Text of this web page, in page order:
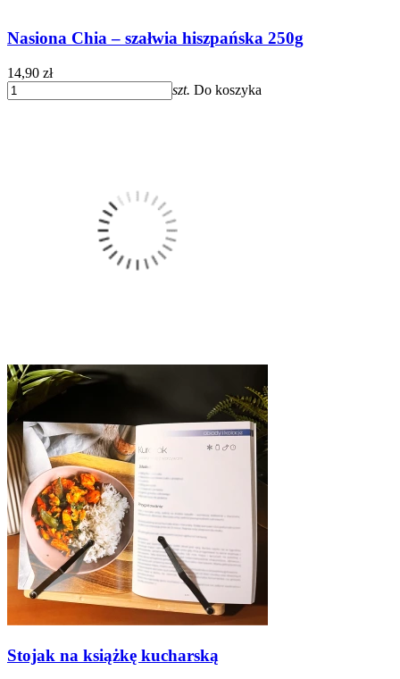
Nasiona Chia – szałwia hiszpańska 250g
14,90 zł
szt. Do koszyka
Stojak na książkę kucharską